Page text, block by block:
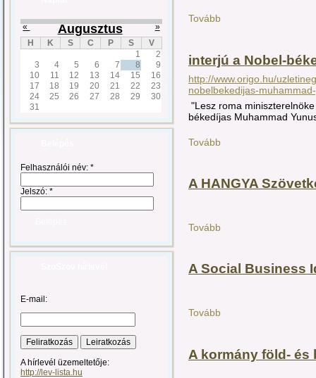
« Augusztus
»
H
K S C P S
V
1
2
3
4 5 6 7 8
9
10
11 12 13 14 15
16
17
18 19 20 21 22
23
24
25 26 27 28 29
30
31
Felhasználói név: *
Jelszó: *
E-mail:
A hírlevél üzemeltetője:
http://lev-lista.hu
Tovább
interjú a Nobel-
http://www.origo.hu/
nobelbekedijas-
"Lesz roma
békedíjas Muhammad
Tovább
A HANGYA
Tovább
A Social Business
Tovább
A kormány föld-